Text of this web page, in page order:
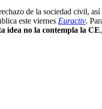
de la sociedad civil,
este viernes Euractiv.
idea no la contempla la CE